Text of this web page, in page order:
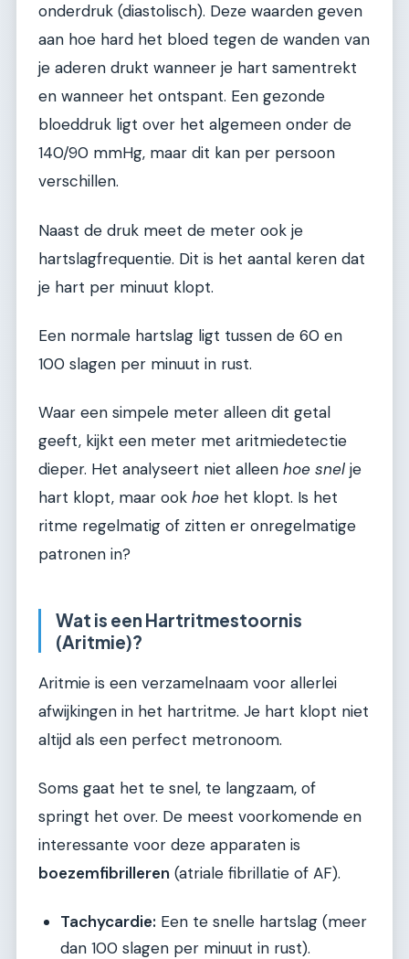
onderdruk (diastolisch). Deze waarden geven
aan hoe hard het bloed tegen de wanden van
je aderen drukt wanneer je hart samentrekt
en wanneer het ontspant. Een gezonde
bloeddruk ligt over het algemeen onder de
140/90 mmHg, maar dit kan per persoon
verschillen.
Naast de druk meet de meter ook je
hartslagfrequentie. Dit is het aantal keren dat
je hart per minuut klopt.
Een normale hartslag ligt tussen de 60 en
100 slagen per minuut in rust.
Waar een simpele meter alleen dit getal
geeft, kijkt een meter met aritmiedetectie
dieper. Het analyseert niet alleen hoe snel je
hart klopt, maar ook hoe het klopt. Is het
ritme regelmatig of zitten er onregelmatige
patronen in?
Wat is een Hartritmestoornis
(Aritmie)?
Aritmie is een verzamelnaam voor allerlei
afwijkingen in het hartritme. Je hart klopt niet
altijd als een perfect metronoom.
Soms gaat het te snel, te langzaam, of
springt het over. De meest voorkomende en
interessante voor deze apparaten is
boezemfibrilleren (atriale fibrillatie of AF).
Tachycardie: Een te snelle hartslag (meer
dan 100 slagen per minuut in rust).